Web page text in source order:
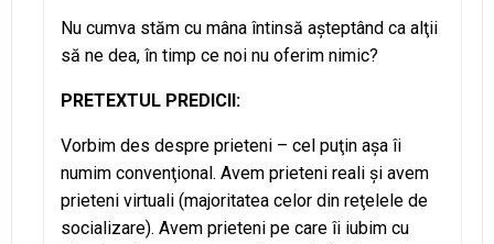
Nu cumva stăm cu mâna întinsă aşteptând ca alţii
să ne dea, în timp ce noi nu oferim nimic?
PRETEXTUL PREDICII:
Vorbim des despre prieteni – cel puţin aşa îi
numim convenţional. Avem prieteni reali şi avem
prieteni virtuali (majoritatea celor din reţelele de
socializare). Avem prieteni pe care îi iubim cu